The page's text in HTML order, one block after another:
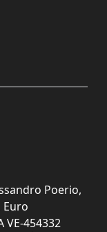
Poerio,
Euro
VE-454332